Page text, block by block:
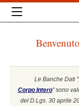
Le Banche Dati "
Corpo Intero"sono
del D.Lgs. 30 aprile